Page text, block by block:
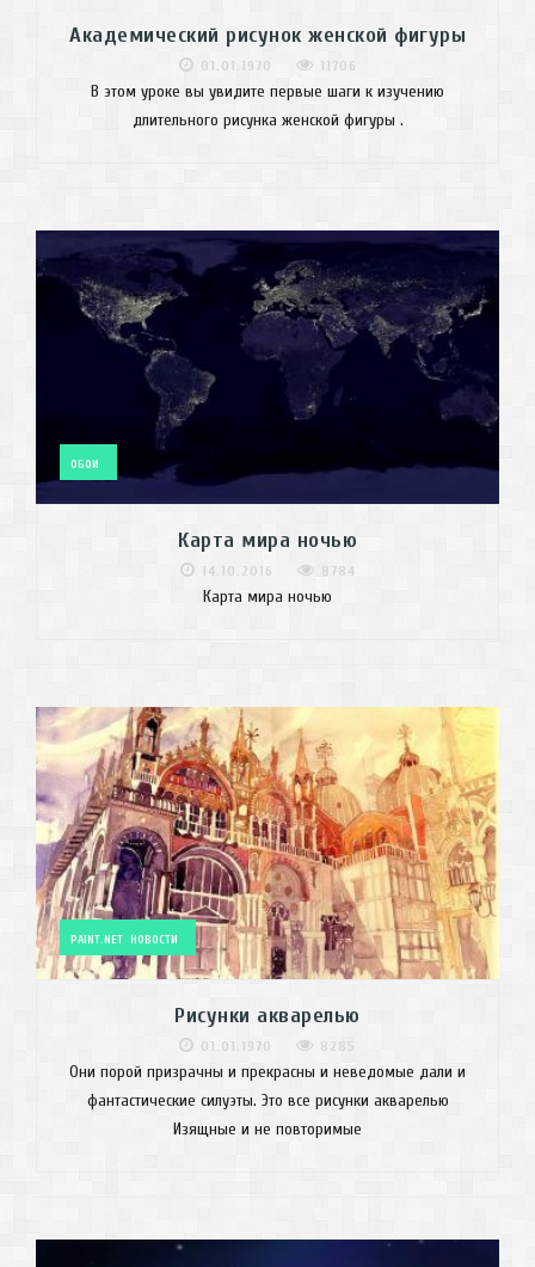
Академический рисунок женской фигуры
01.01.1970 11706
В этом уроке вы увидите первые шаги к изучению
длительного рисунка женской фигуры .
ОБОИ
Карта мира ночью
14.10.2016 8784
Карта мира ночью
PAINT.NET НОВОСТИ
Рисунки акварелью
01.01.1970 8285
Они порой призрачны и прекрасны и неведомые дали и
фантастические силуэты. Это все рисунки акварелью
Изящные и не повторимые